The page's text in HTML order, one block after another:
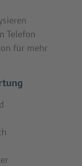
Telefon
für mehr